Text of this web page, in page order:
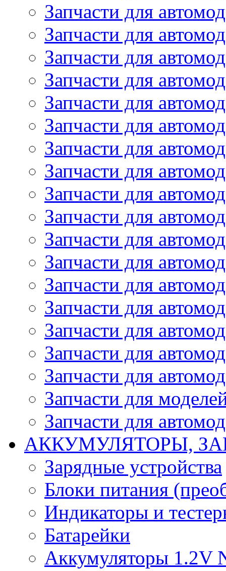
Запчасти для
Запчасти для
Запчасти для
Запчасти для
Запчасти для
Запчасти для
Запчасти для
Запчасти для
Запчасти для
Запчасти для
Запчасти для
Запчасти для
Запчасти для
Запчасти для
Запчасти для
Запчасти для
Запчасти для
Запчасти для
Запчасти для
АККУМУЛЯТОРЫ,
Зарядные устройства
Блоки питания
Индикаторы и
Батарейки
Аккумуляторы 1.2V